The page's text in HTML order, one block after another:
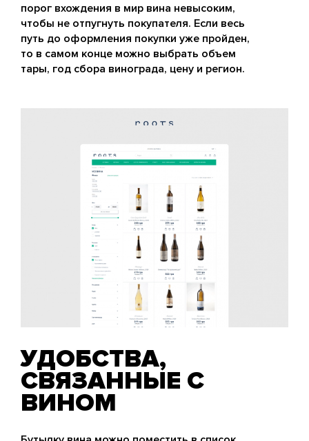
порог вхождения в мир вина невысоким,
чтобы не отпугнуть покупателя. Если весь
путь до оформления покупки уже пройден,
то в самом конце можно выбрать объем
тары, год сбора винограда, цену и регион.
УДОБСТВА,
СВЯЗАННЫЕ С
ВИНОМ